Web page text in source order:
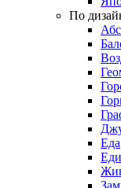
По
Еда